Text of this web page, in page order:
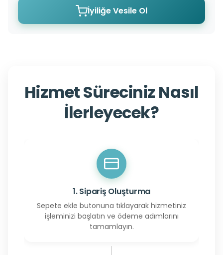
İyiliğe Vesile Ol
Hizmet Süreciniz Nasıl
İlerleyecek?
1. Sipariş Oluşturma
Sepete ekle butonuna tıklayarak hizmetiniz
işleminizi başlatın ve ödeme adımlarını
tamamlayın.